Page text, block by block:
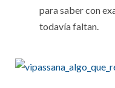
para saber con
todavía faltan.